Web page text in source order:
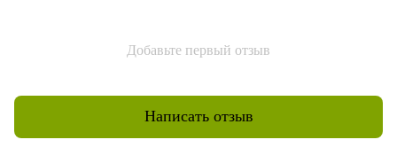
Добавьте первый отзыв
Написать отзыв